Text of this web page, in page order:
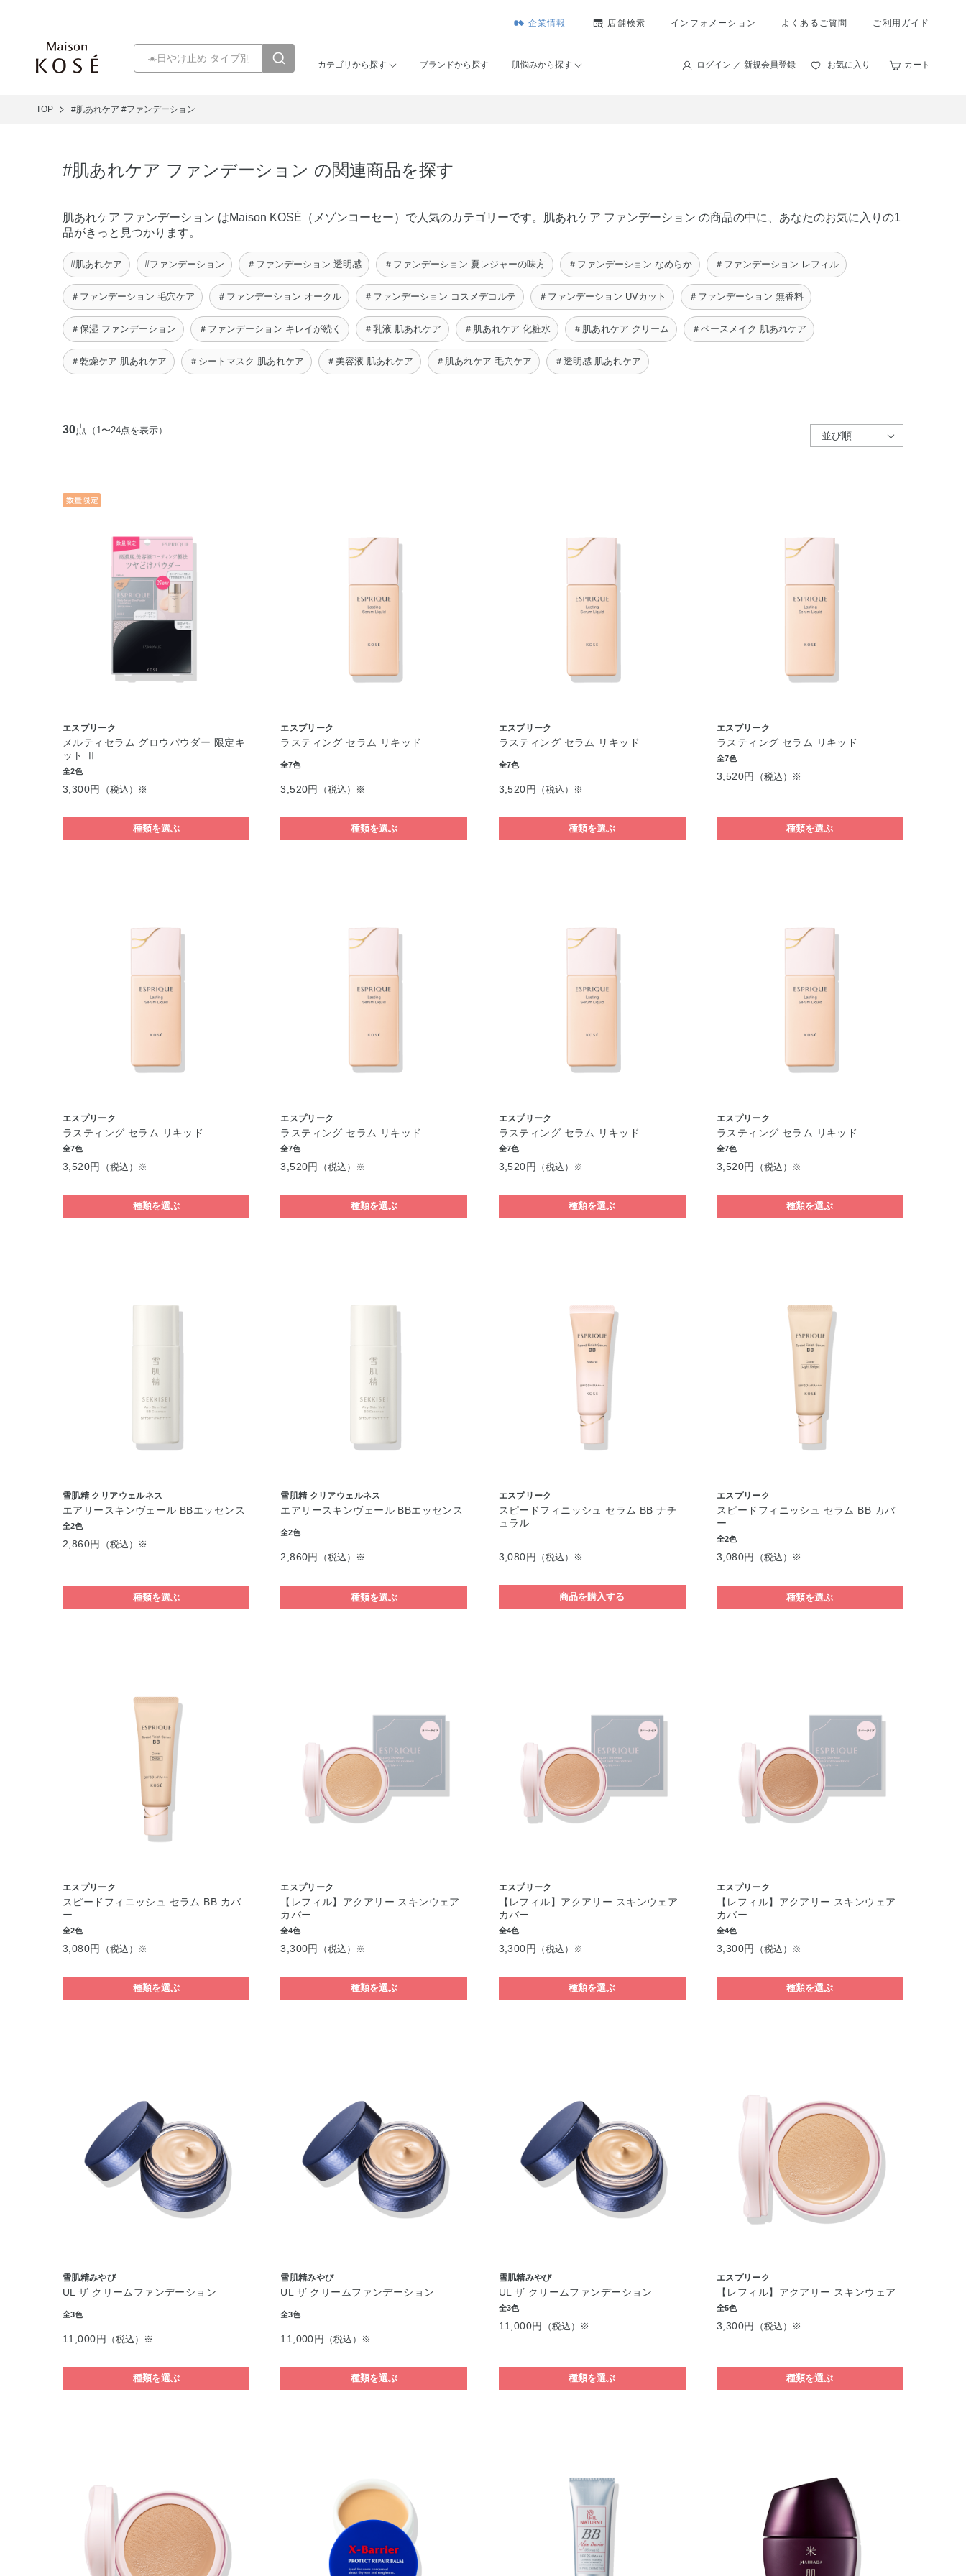
企業情報 店舗検索 インフォメーション よくあるご質問 ご利用ガイド
カテゴリから探す ブランドから探す 肌悩みから探す ログイン ／ 新規会員登録 お気に入り カート
TOP #肌あれケア #ファンデーション
#肌あれケア ファンデーション の関連商品を探す
肌あれケア ファンデーション はMaison KOSÉ（メゾンコーセー）で人気のカテゴリーです。肌あれケア ファンデーション の商品の中に、あなたのお気に入りの1
品がきっと見つかります。
#肌あれケア #ファンデーション ＃ファンデーション 透明感 ＃ファンデーション 夏レジャーの味方 ＃ファンデーション なめらか ＃ファンデーション レフィル
＃ファンデーション 毛穴ケア ＃ファンデーション オークル ＃ファンデーション コスメデコルテ ＃ファンデーション UVカット ＃ファンデーション 無香料
＃保湿 ファンデーション ＃ファンデーション キレイが続く ＃乳液 肌あれケア ＃肌あれケア 化粧水 ＃肌あれケア クリーム ＃ベースメイク 肌あれケア
＃乾燥ケア 肌あれケア ＃シートマスク 肌あれケア ＃美容液 肌あれケア ＃肌あれケア 毛穴ケア ＃透明感 肌あれケア
30点 （1〜24点を表示）
エスプリーク
メルティセラム グロウパウダー 限定キ
ット Ⅱ
全2色
3,300円 （税込）※
種類を選ぶ
エスプリーク
ラスティング セラム リキッド
全7色
3,520円 （税込）※
種類を選ぶ
エスプリーク
ラスティング セラム リキッド
全7色
3,520円 （税込）※
種類を選ぶ
エスプリーク
ラスティング セラム リキッド
全7色
3,520円 （税込）※
種類を選ぶ
エスプリーク
ラスティング セラム リキッド
全7色
3,520円 （税込）※
種類を選ぶ
エスプリーク
ラスティング セラム リキッド
全7色
3,520円 （税込）※
種類を選ぶ
エスプリーク
ラスティング セラム リキッド
全7色
3,520円 （税込）※
種類を選ぶ
エスプリーク
ラスティング セラム リキッド
全7色
3,520円 （税込）※
種類を選ぶ
雪肌精 クリアウェルネス
エアリースキンヴェール BBエッセンス
全2色
2,860円 （税込）※
種類を選ぶ
雪肌精 クリアウェルネス
エアリースキンヴェール BBエッセンス
全2色
2,860円 （税込）※
種類を選ぶ
エスプリーク
スピードフィニッシュ セラム BB ナチ
ュラル
3,080円 （税込）※
商品を購入する
エスプリーク
スピードフィニッシュ セラム BB カバ
ー
全2色
3,080円 （税込）※
種類を選ぶ
エスプリーク
スピードフィニッシュ セラム BB カバ
ー
全2色
3,080円 （税込）※
種類を選ぶ
エスプリーク
【レフィル】アクアリー スキンウェア
カバー
全4色
3,300円 （税込）※
種類を選ぶ
エスプリーク
【レフィル】アクアリー スキンウェア
カバー
全4色
3,300円 （税込）※
種類を選ぶ
エスプリーク
【レフィル】アクアリー スキンウェア
カバー
全4色
3,300円 （税込）※
種類を選ぶ
雪肌精みやび
UL ザ クリームファンデーション
全3色
11,000円 （税込）※
種類を選ぶ
雪肌精みやび
UL ザ クリームファンデーション
全3色
11,000円 （税込）※
種類を選ぶ
雪肌精みやび
UL ザ クリームファンデーション
全3色
11,000円 （税込）※
種類を選ぶ
エスプリーク
【レフィル】アクアリー スキンウェア
全5色
3,300円 （税込）※
種類を選ぶ